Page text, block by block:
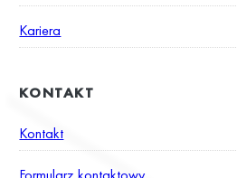
Kariera
KONTAKT
Kontakt